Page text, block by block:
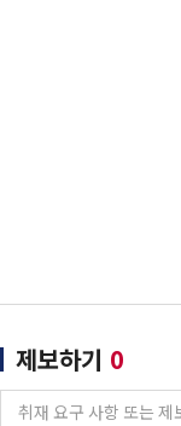
제보하기 0